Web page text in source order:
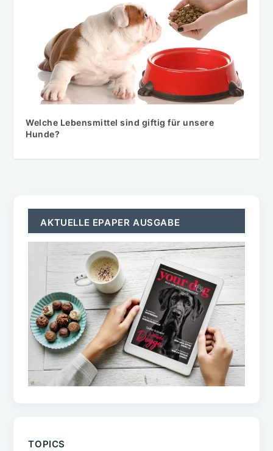
Welche Lebensmittel sind giftig für unsere
Hunde?
AKTUELLE EPAPER AUSGABE
TOPICS